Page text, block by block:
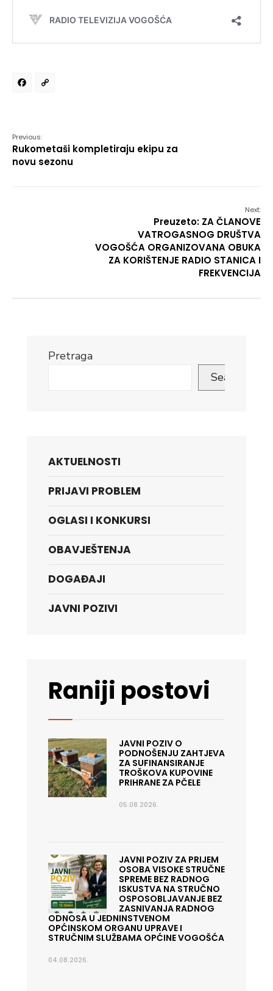
Facebook
Previous:
Rukometaši kompletiraju ekipu za
novu sezonu
Next:
Preuzeto: ZA ČLANOVE
VATROGASNOG DRUŠTVA
VOGOŠĆA ORGANIZOVANA OBUKA
ZA KORIŠTENJE RADIO STANICA I
FREKVENCIJA
Pretraga
Search
AKTUELNOSTI
PRIJAVI PROBLEM
OGLASI I KONKURSI
OBAVJEŠTENJA
DOGAĐAJI
JAVNI POZIVI
Raniji postovi
JAVNI POZIV O
PODNOŠENJU ZAHTJEVA
ZA SUFINANSIRANJE
TROŠKOVA KUPOVINE
PRIHRANE ZA PČELE
05.08.2026.
JAVNI POZIV ZA PRIJEM
OSOBA VISOKE STRUČNE
SPREME BEZ RADNOG
ISKUSTVA NA STRUČNO
OSPOSOBLJAVANJE BEZ
ZASNIVANJA RADNOG
ODNOSA U JEDNINSTVENOM
OPĆINSKOM ORGANU UPRAVE I
STRUČNIM SLUŽBAMA OPĆINE VOGOŠĆA
04.08.2026.